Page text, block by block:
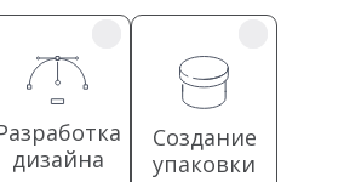
дизайна
Создание
упаковки